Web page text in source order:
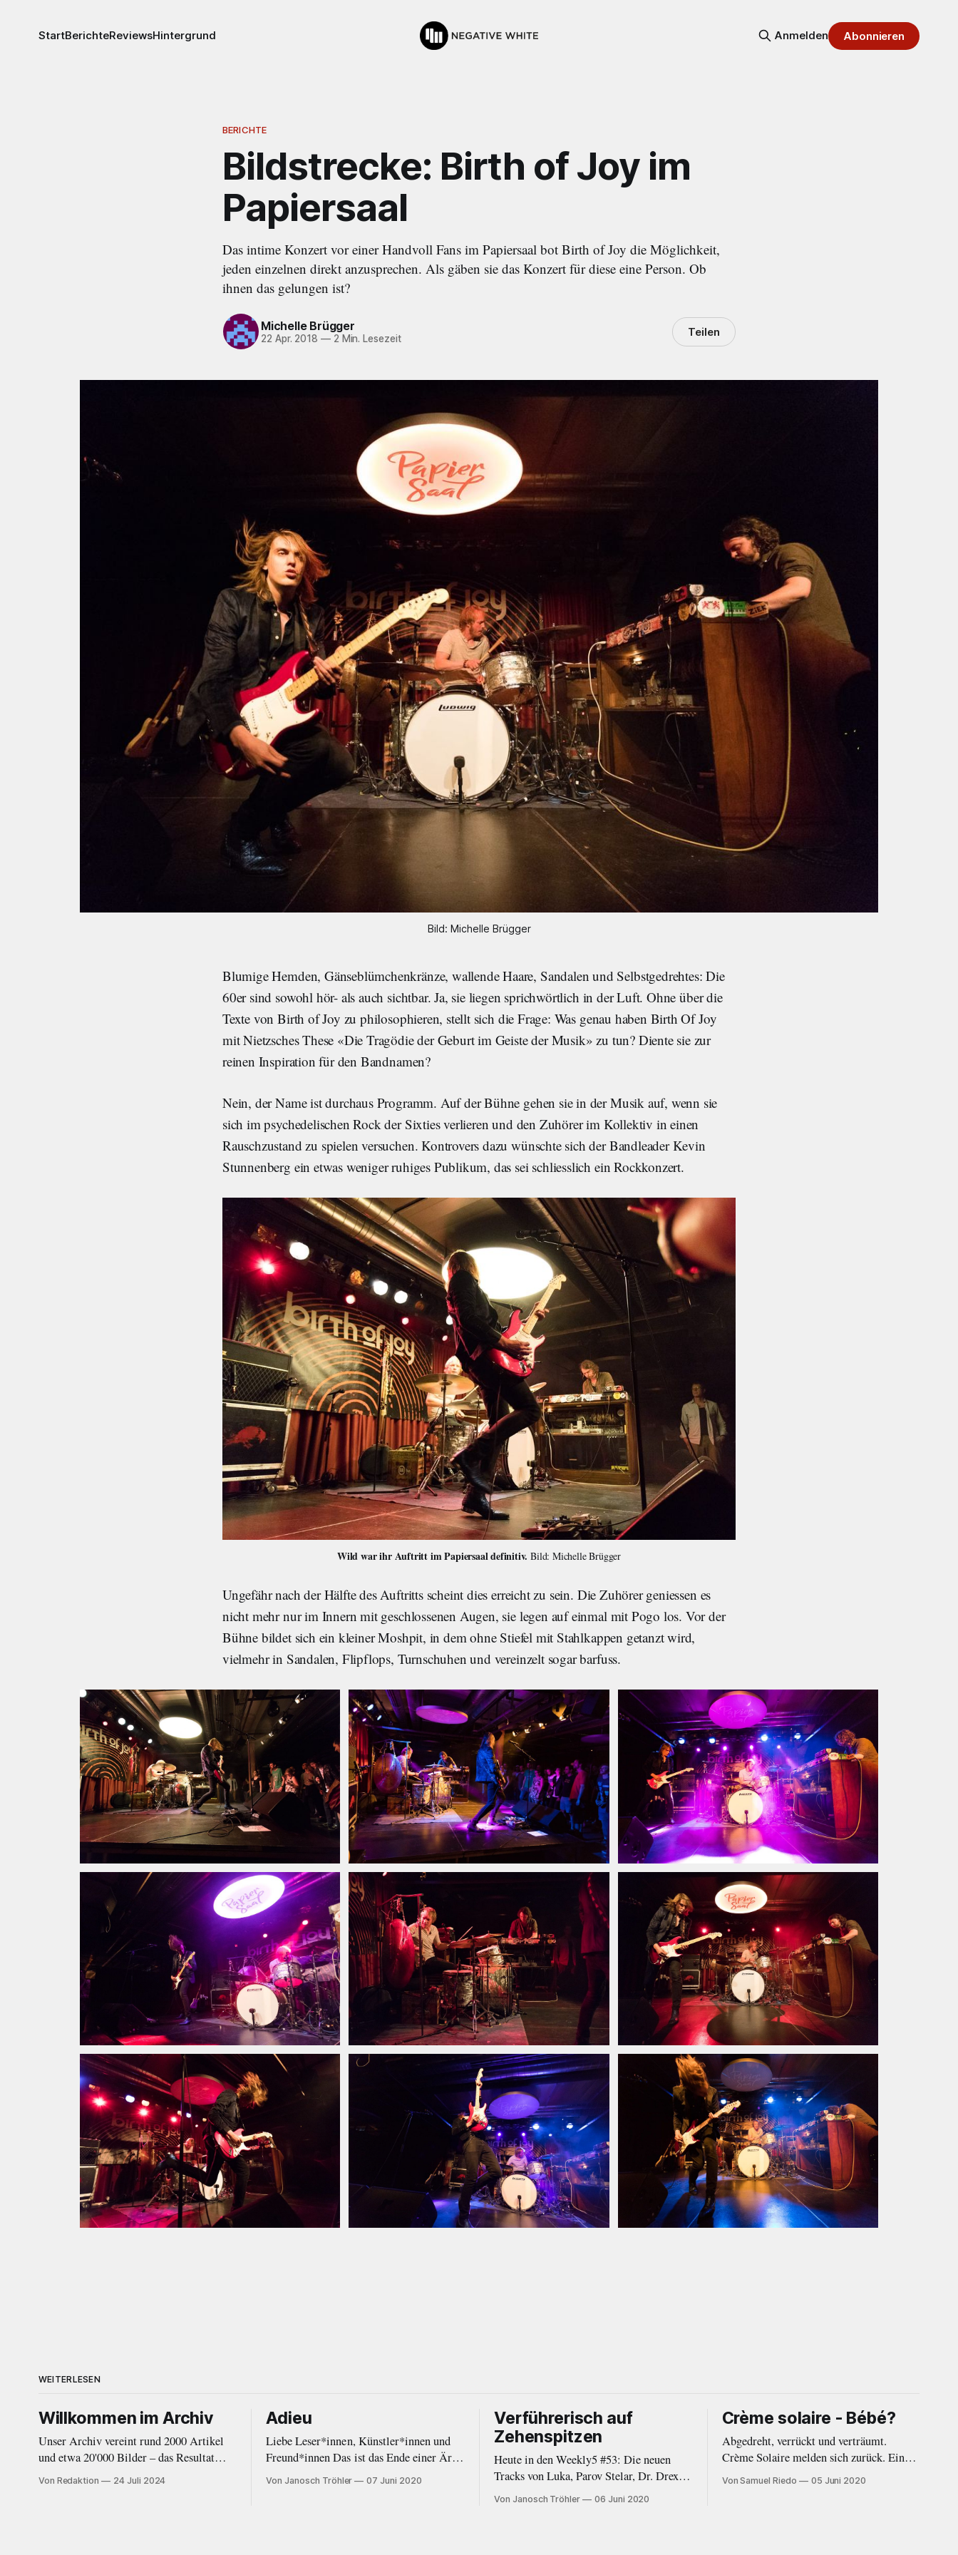
StartBerichteReviewsHintergrund Anmelden Abonnieren
BERICHTE
Bildstrecke: Birth of Joy im
Papiersaal
Das intime Konzert vor einer Handvoll Fans im Papiersaal bot Birth of Joy die Möglichkeit,
jeden einzelnen direkt anzusprechen. Als gäben sie das Konzert für diese eine Person. Ob
ihnen das gelungen ist?
Michelle Brügger
22 Apr. 2018 —2 Min. Lesezeit Teilen
Bild: Michelle Brügger
Blumige Hemden, Gänseblümchenkränze, wallende Haare, Sandalen und Selbstgedrehtes: Die
60er sind sowohl hör- als auch sichtbar. Ja, sie liegen sprichwörtlich in der Luft. Ohne über die
Texte von Birth of Joy zu philosophieren, stellt sich die Frage: Was genau haben Birth Of Joy
mit Nietzsches These «Die Tragödie der Geburt im Geiste der Musik» zu tun? Diente sie zur
reinen Inspiration für den Bandnamen?
Nein, der Name ist durchaus Programm. Auf der Bühne gehen sie in der Musik auf, wenn sie
sich im psychedelischen Rock der Sixties verlieren und den Zuhörer im Kollektiv in einen
Rauschzustand zu spielen versuchen. Kontrovers dazu wünschte sich der Bandleader Kevin
Stunnenberg ein etwas weniger ruhiges Publikum, das sei schliesslich ein Rockkonzert.
Wild war ihr Auftritt im Papiersaal definitiv. Bild: Michelle Brügger
Ungefähr nach der Hälfte des Auftritts scheint dies erreicht zu sein. Die Zuhörer geniessen es
nicht mehr nur im Innern mit geschlossenen Augen, sie legen auf einmal mit Pogo los. Vor der
Bühne bildet sich ein kleiner Moshpit, in dem ohne Stiefel mit Stahlkappen getanzt wird,
vielmehr in Sandalen, Flipflops, Turnschuhen und vereinzelt sogar barfuss.
WEITERLESEN
Willkommen im Archiv
Unser Archiv vereint rund 2000 Artikel
und etwa 20'000 Bilder – das Resultat
ehrenamtlicher Arbeit im Kultur- und
Von Redaktion 24 Juli 2024
Adieu
Liebe Leser*innen, Künstler*innen und
Freund*innen Das ist das Ende einer Ära.
Schweren Herzens habe ich mich
Von Janosch Tröhler 07 Juni 2020
Verführerisch auf
Zehenspitzen
Heute in den Weekly5 #53: Die neuen
Tracks von Luka, Parov Stelar, Dr. Drexler
Project, Cigarettes After Sex und
Von Janosch Tröhler 06 Juni 2020
Crème solaire - Bébé?
Abgedreht, verrückt und verträumt.
Crème Solaire melden sich zurück. Ein
Jahr nach dem Erstling «Bleu c’est bien»
Von Samuel Riedo 05 Juni 2020